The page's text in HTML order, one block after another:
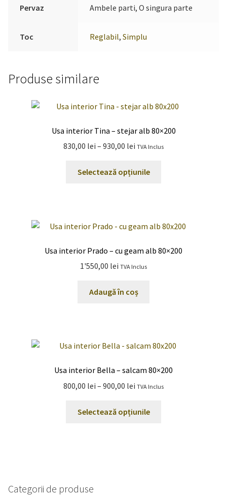
Pervaz Ambele parti, O singura parte
Toc Reglabil, Simplu
Produse similare
Usa interior Tina – stejar alb 80×200
830,00 lei – 930,00 lei Interval
prețuri:
930,00 lei
TVA Inclus
Selectează opțiunile
variații.
pot
Usa interior Prado – cu geam alb 80×200
1'550,00 lei TVA Inclus
Adaugă în coș
Usa interior Bella – salcam 80×200
800,00 lei – 900,00 lei Interval
prețuri:
TVA Inclus
Selectează opțiunile
Categorii de produse